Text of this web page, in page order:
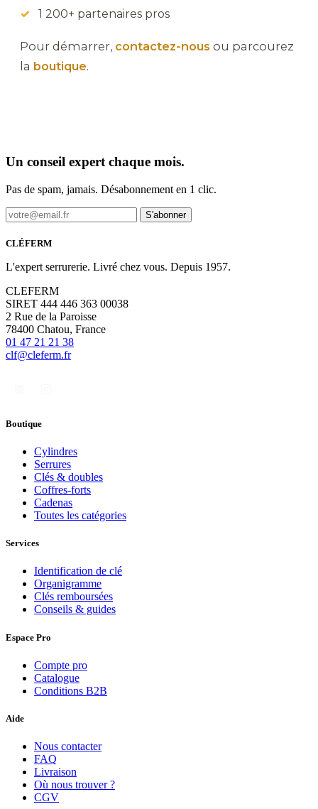
1 200+ partenaires pros
Pour démarrer, contactez-nous ou parcourez
la boutique.
Un conseil expert chaque mois.
Pas de spam, jamais. Désabonnement en 1 clic.
S'abonner
CLÉFERM
L'expert serrurerie. Livré chez vous. Depuis 1957.
CLEFERM
SIRET 444 446 363 00038
2 Rue de la Paroisse
78400 Chatou, France
01 47 21 21 38
clf@cleferm.fr
Boutique
Cylindres
Serrures
Clés & doubles
Coffres-forts
Cadenas
Toutes les catégories
Services
Identification de clé
Organigramme
Clés remboursées
Conseils & guides
Espace Pro
Compte pro
Catalogue
Conditions B2B
Aide
Nous contacter
FAQ
Livraison
Où nous trouver ?
CGV